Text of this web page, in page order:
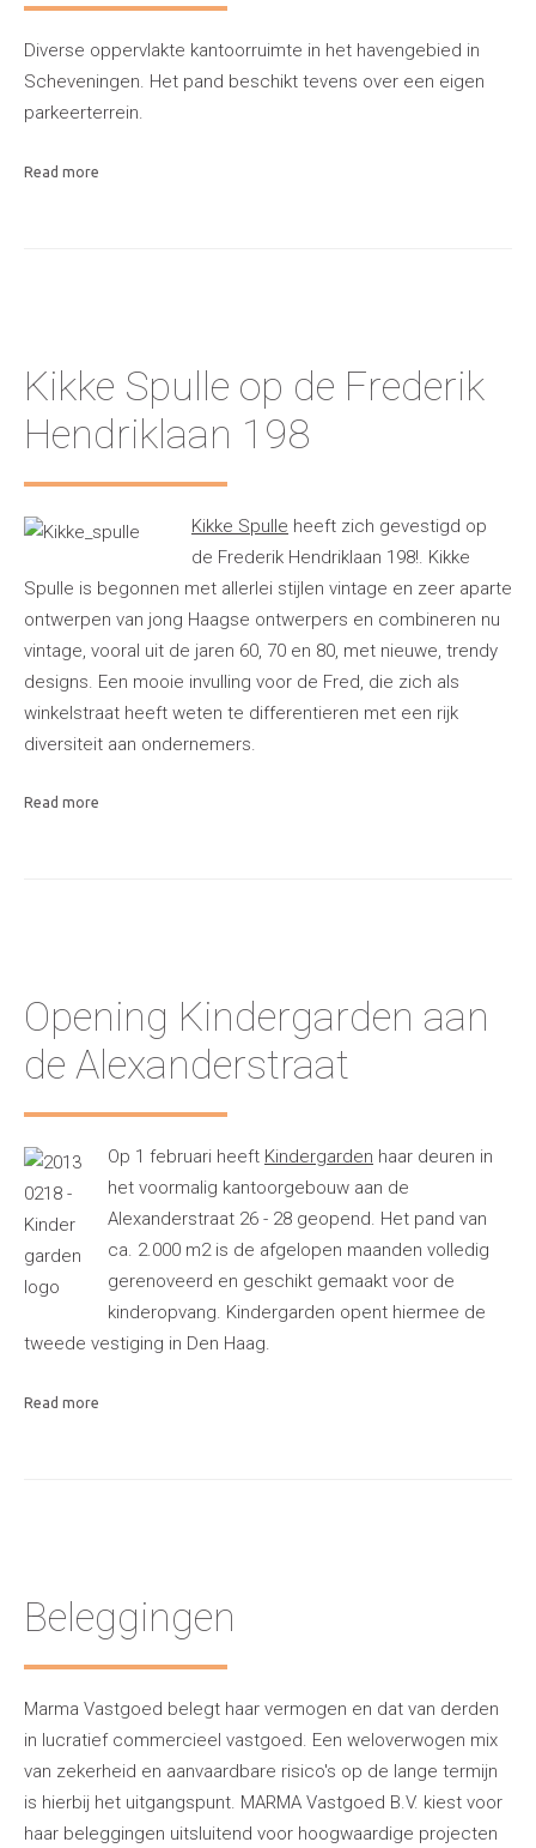
Diverse oppervlakte kantoorruimte in het havengebied in
Scheveningen. Het pand beschikt tevens over een eigen
parkeerterrein.
Read more
Kikke Spulle op de Frederik
Hendriklaan 198
Kikke Spulle heeft zich gevestigd op
de Frederik Hendriklaan 198!. Kikke
Spulle is begonnen met allerlei stijlen vintage en zeer aparte
ontwerpen van jong Haagse ontwerpers en combineren nu
vintage, vooral uit de jaren 60, 70 en 80, met nieuwe, trendy
designs. Een mooie invulling voor de Fred, die zich als
winkelstraat heeft weten te differentieren met een rijk
diversiteit aan ondernemers.
Read more
Opening Kindergarden aan
de Alexanderstraat
Op 1 februari heeft Kindergarden haar deuren in
het voormalig kantoorgebouw aan de
Alexanderstraat 26 - 28 geopend. Het pand van
ca. 2.000 m2 is de afgelopen maanden volledig
gerenoveerd en geschikt gemaakt voor de
kinderopvang. Kindergarden opent hiermee de
tweede vestiging in Den Haag.
Read more
Beleggingen
Marma Vastgoed belegt haar vermogen en dat van derden
in lucratief commercieel vastgoed. Een weloverwogen mix
van zekerheid en aanvaardbare risico's op de lange termijn
is hierbij het uitgangspunt. MARMA Vastgoed B.V. kiest voor
haar beleggingen uitsluitend voor hoogwaardige projecten